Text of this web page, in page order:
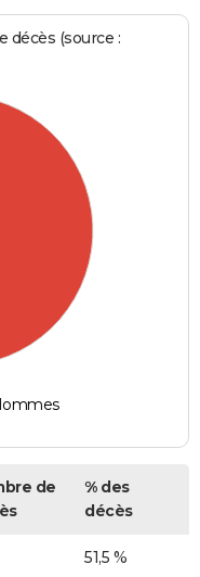
décès (source :
de
% des
décès
51,5 %